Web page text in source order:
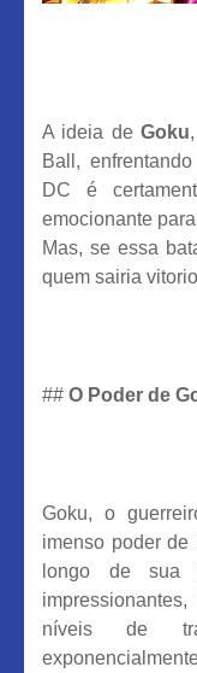
A ideia de Goku
Ball,
DC é
emocionante
Mas, se essa
quem sairia
## O Poder de
Goku, o
imenso poder
longo de sua
níveis de